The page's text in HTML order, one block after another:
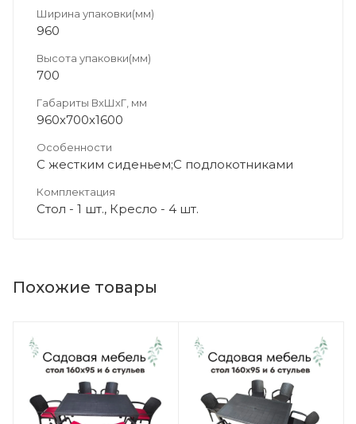
Ширина упаковки(мм)
960
Высота упаковки(мм)
700
Габариты ВхШхГ, мм
960х700х1600
Особенности
С жестким сиденьем;С подлокотниками
Комплектация
Стол - 1 шт., Кресло - 4 шт.
Похожие товары